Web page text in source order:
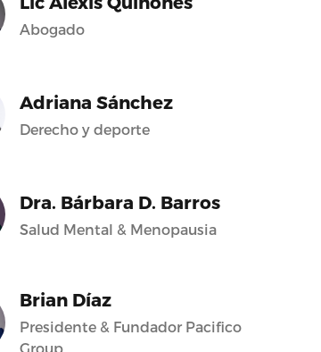
Abogado
Adriana Sánchez
Derecho y deporte
Dra. Bárbara D. Barros
Salud Mental & Menopausia
Brian Díaz
Presidente & Fundador Pacifico
Group